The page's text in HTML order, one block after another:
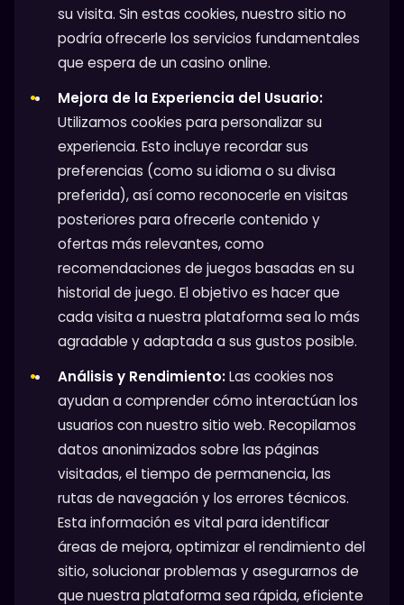
su visita. Sin estas cookies, nuestro sitio no
podría ofrecerle los servicios fundamentales
que espera de un casino online.
Mejora de la Experiencia del Usuario:
Utilizamos cookies para personalizar su
experiencia. Esto incluye recordar sus
preferencias (como su idioma o su divisa
preferida), así como reconocerle en visitas
posteriores para ofrecerle contenido y
ofertas más relevantes, como
recomendaciones de juegos basadas en su
historial de juego. El objetivo es hacer que
cada visita a nuestra plataforma sea lo más
agradable y adaptada a sus gustos posible.
Análisis y Rendimiento:Las cookies nos
ayudan a comprender cómo interactúan los
usuarios con nuestro sitio web. Recopilamos
datos anonimizados sobre las páginas
visitadas, el tiempo de permanencia, las
rutas de navegación y los errores técnicos.
Esta información es vital para identificar
áreas de mejora, optimizar el rendimiento del
sitio, solucionar problemas y asegurarnos de
que nuestra plataforma sea rápida, eficiente